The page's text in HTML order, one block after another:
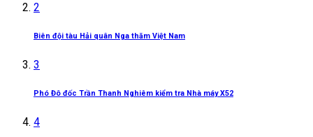
2
Biên đội tàu Hải quân Nga thăm Việt Nam
3
Phó Đô đốc Trần Thanh Nghiêm kiểm tra Nhà máy X52
4